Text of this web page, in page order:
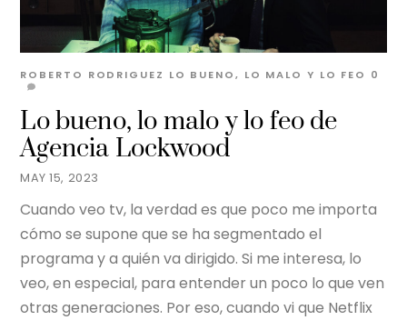
MAY 15, 2023
Lo bueno, lo malo y lo feo de
Agencia Lockwood
ROBERTO RODRIGUEZ LO BUENO, LO MALO Y LO FEO 0
Cuando veo tv, la verdad es que poco me importa
cómo se supone que se ha segmentado el
programa y a quién va dirigido. Si me interesa, lo
veo, en especial, para entender un poco lo que ven
otras generaciones. Por eso, cuando vi que Netflix